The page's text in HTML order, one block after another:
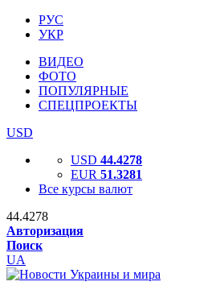
РУС
УКР
ВИДЕО
ФОТО
ПОПУЛЯРНЫЕ
СПЕЦПРОЕКТЫ
USD
USD 44.4278
EUR 51.3281
Все курсы валют
44.4278
Авторизация
Поиск
UA